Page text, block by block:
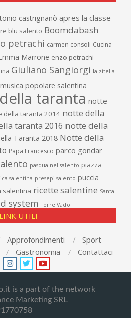
castrignanò apres la classe
blu salento Boomdabash
petrachi carmen consoli Cucina
Marrone enzo petrachi
Giuliano Sangiorgi la zitella
musica popolare salentina
taranta notte
della taranta 2014 notte della
taranta 2016 notte della
Taranta 2018 Notte della
Papa Francesco parco gondar
pasqua nel salento piazza
salentina presepi salento puccia
salentina ricette salentine Santa
system Torre Vado
LINK UTILI
Approfondimenti
Sport
Gastronomia Contattaci
is a part of the network
Marketing SRL